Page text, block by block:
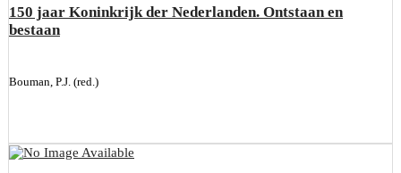
150 jaar Koninkrijk der Nederlanden. Ontstaan en
bestaan
Bouman, P.J. (red.)